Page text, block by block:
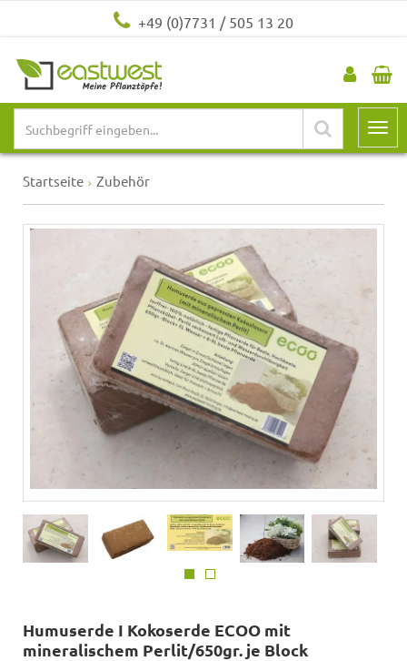
+49 (0)7731 / 505 13 20
Startseite Zubehör
Humuserde I Kokoserde ECOO mit
mineralischem Perlit/650gr. je Block